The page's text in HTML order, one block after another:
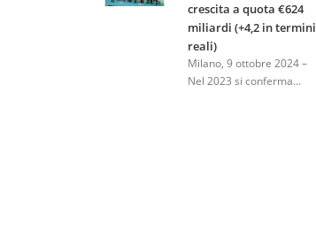
crescita a quota €624
miliardi (+4,2 in termini
reali)
Milano, 9 ottobre 2024 –
Nel 2023 si conferma...